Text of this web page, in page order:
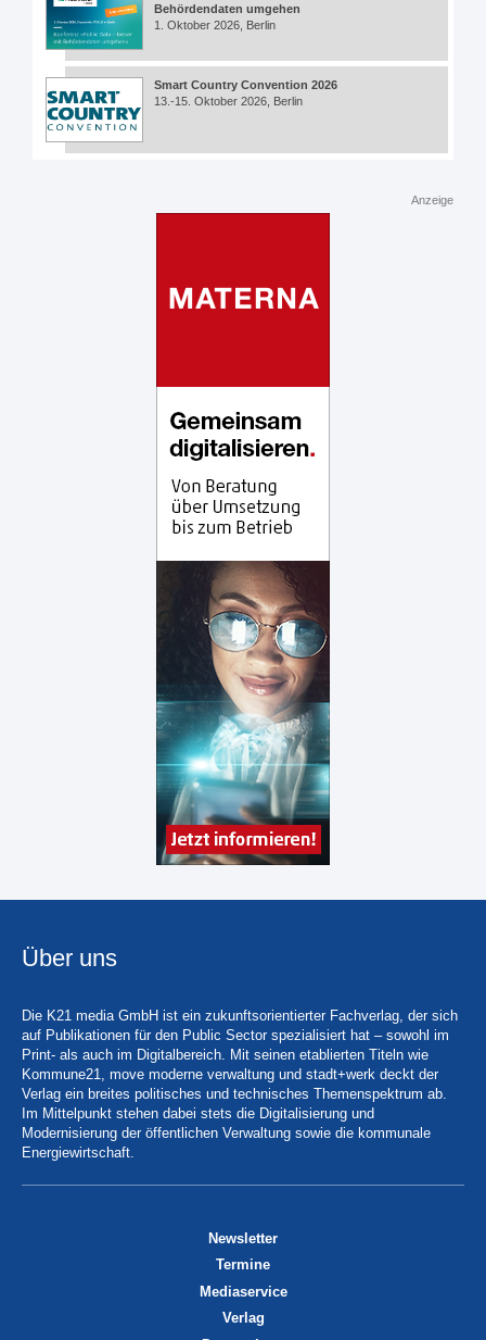
Behördendaten umgehen
1. Oktober 2026, Berlin
Smart Country Convention 2026
13.-15. Oktober 2026, Berlin
Anzeige
Über uns
Die K21 media GmbH ist ein zukunftsorientierter Fachverlag, der sich
auf Publikationen für den Public Sector spezialisiert hat – sowohl im
Print- als auch im Digitalbereich. Mit seinen etablierten Titeln wie
Kommune21, move moderne verwaltung und stadt+werk deckt der
Verlag ein breites politisches und technisches Themenspektrum ab.
Im Mittelpunkt stehen dabei stets die Digitalisierung und
Modernisierung der öffentlichen Verwaltung sowie die kommunale
Energiewirtschaft.
Newsletter
Termine
Mediaservice
Verlag